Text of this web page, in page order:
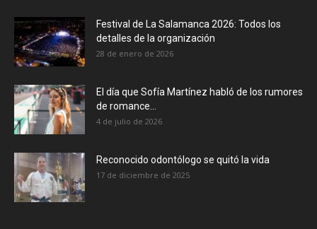
Festival de La Salamanca 2026: Todos los
detalles de la organización
28 de enero de 2026
El día que Sofía Martínez habló de los rumores
de romance...
4 de julio de 2026
Reconocido odontólogo se quitó la vida
17 de diciembre de 2025